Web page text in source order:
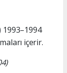
içerir.